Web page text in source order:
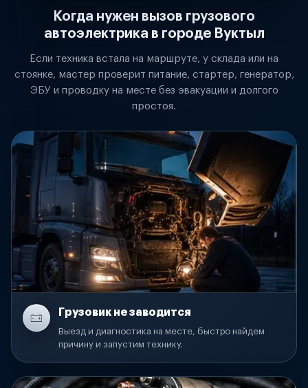
Когда нужен вызов грузового
автоэлектрика в городе Вуктыл
Если техника встала на маршруте, у склада или на
стоянке, мастер проверит питание, стартер, генератор,
ЭБУ и проводку на месте без эвакуации и долгого
простоя.
Грузовик не заводится
Выезд и диагностика на месте, быстро найдем
причину и запустим технику.